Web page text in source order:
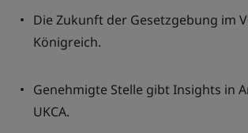
Die Zukunft der Gesetzgebung im
Königreich.
Genehmigte Stelle gibt Insights in
UKCA.